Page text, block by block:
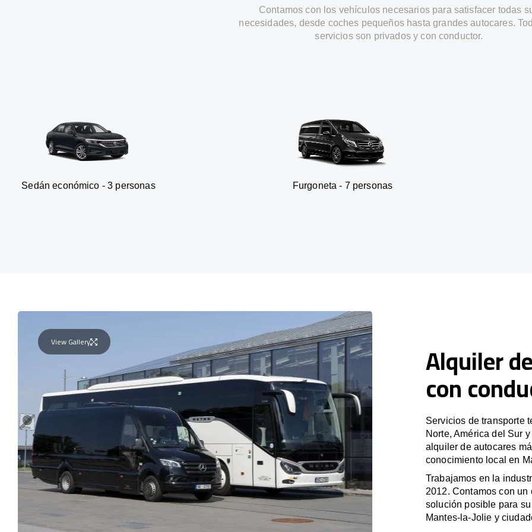
Contamos con los vehículos necesarios para satisfacer todas
necesidades, desde coches pequeños hasta grandes autocares.
servicios son privados y con conductor.
- 3 personas Furgoneta - 7 personas SUV -
View Gallery Alquiler
con
Servicios de transporte
Norte, América del Sur
alquiler de autocares
conocimiento local en
Trabajamos en la
2012. Contamos con
solución posible para
Mantes-la-Jolie y